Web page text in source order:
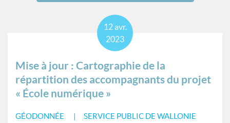
Mise à jour : Cartographie de la
répartition des accompagnants du projet
« École numérique »
GÉODONNÉE SERVICE PUBLIC DE WALLONIE
12avr.
2023